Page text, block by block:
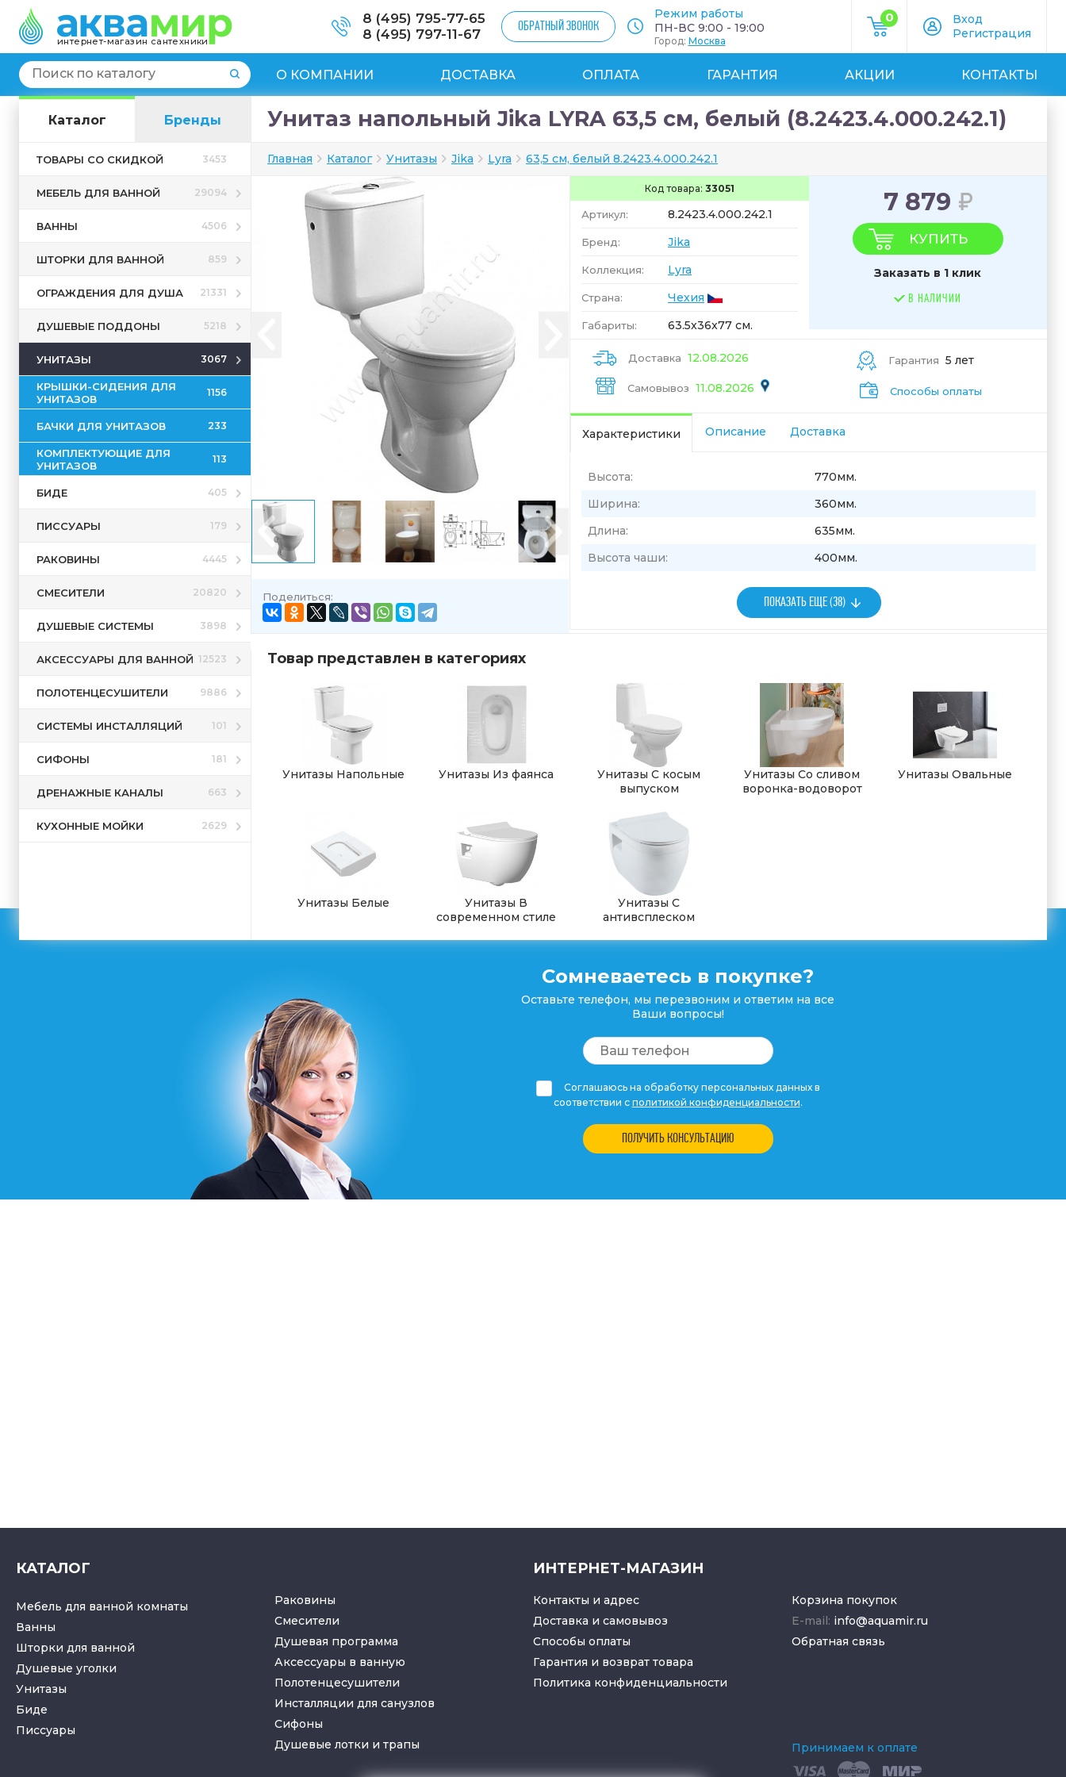
интернет-магазин сантехники
8 (495) 795-77-65
8 (495) 797-11-67
ОБРАТНЫЙ ЗВОНОК
Режим работы
ПН-ВС 9:00 - 19:00
Город: Москва
0
Вход
Регистрация
О КОМПАНИИ ДОСТАВКА ОПЛАТА ГАРАНТИЯ АКЦИИ КОНТАКТЫ
Каталог Бренды
ТОВАРЫ СО СКИДКОЙ 3453
МЕБЕЛЬ ДЛЯ ВАННОЙ 29094
ВАННЫ 4506
ШТОРКИ ДЛЯ ВАННОЙ 859
ОГРАЖДЕНИЯ ДЛЯ ДУША 21331
ДУШЕВЫЕ ПОДДОНЫ 5218
УНИТАЗЫ 3067
КРЫШКИ-СИДЕНИЯ ДЛЯ
УНИТАЗОВ
1156
БАЧКИ ДЛЯ УНИТАЗОВ 233
КОМПЛЕКТУЮЩИЕ ДЛЯ
УНИТАЗОВ
113
БИДЕ 405
ПИССУАРЫ 179
РАКОВИНЫ 4445
СМЕСИТЕЛИ 20820
ДУШЕВЫЕ СИСТЕМЫ 3898
АКСЕССУАРЫ ДЛЯ ВАННОЙ 12523
ПОЛОТЕНЦЕСУШИТЕЛИ 9886
СИСТЕМЫ ИНСТАЛЛЯЦИЙ 101
СИФОНЫ 181
ДРЕНАЖНЫЕ КАНАЛЫ 663
КУХОННЫЕ МОЙКИ 2629
Унитаз напольный Jika LYRA 63,5 см, белый (8.2423.4.000.242.1)
Главная Каталог Унитазы Jika Lyra 63,5 см, белый 8.2423.4.000.242.1
Поделиться:
Код товара: 33051
Артикул: 8.2423.4.000.242.1
Бренд: Jika
Коллекция: Lyra
Страна: Чехия
Габариты: 63.5x36x77 см.
7 879
КУПИТЬ
Заказать в 1 клик
В НАЛИЧИИ
Доставка 12.08.2026
Самовывоз 11.08.2026
Гарантия 5 лет
Способы оплаты
Характеристики Описание Доставка
Высота:
770мм.
Ширина:
360мм.
Длина:
635мм.
Высота чаши:
400мм.
ПОКАЗАТЬ ЕЩЕ (38)
Товар представлен в категориях
Унитазы Напольные Унитазы Из фаянса
Унитазы С косым
выпуском
Унитазы Со сливом
воронка-водоворот
Унитазы Овальные
Унитазы Белые
Унитазы В
современном стиле
Унитазы С
антивсплеском
Сомневаетесь в покупке?
Оставьте телефон, мы перезвоним и ответим на все
Ваши вопросы!
Соглашаюсь на обработку персональных данных в
соответствии с политикой конфиденциальности.
ПОЛУЧИТЬ КОНСУЛЬТАЦИЮ
КАТАЛОГ
Мебель для ванной комнаты
Ванны
Шторки для ванной
Душевые уголки
Унитазы
Биде
Писсуары
Раковины
Смесители
Душевая программа
Аксессуары в ванную
Полотенцесушители
Инсталляции для санузлов
Cифоны
Душевые лотки и трапы
ИНТЕРНЕТ-МАГАЗИН
Контакты и адрес
Доставка и самовывоз
Способы оплаты
Гарантия и возврат товара
Политика конфиденциальности
Корзина покупок
E-mail: info@aquamir.ru
Обратная связь
Принимаем к оплате